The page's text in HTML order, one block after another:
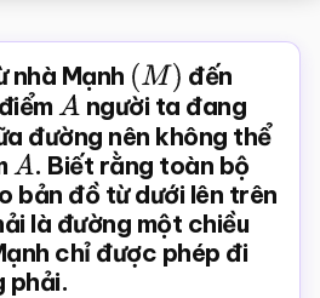
nhà Mạnh (M)
đến
A người ta đang
đường nên không thể
A . Biết rằng toàn bộ
bản đồ từ dưới lên trên
là đường một chiều
chỉ được phép đi
phải.